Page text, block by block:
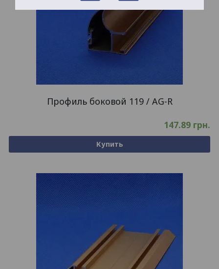
Профиль боковой 119 / AG-R
147.89 грн.
Купить